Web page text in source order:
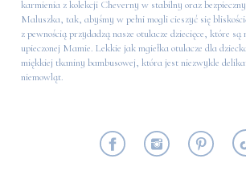
karmienia z kolekcji Cheverny w stabilny oraz
Maluszka, tak, abyśmy w pełni mogli cieszyć się
z pewnością przydadzą nasze otulacze dziecięce, które są
upieczonej Mamie. Lekkie jak mgiełka otulacze dla
miękkiej tkaniny bambusowej, która jest niezwykle
niemowląt.